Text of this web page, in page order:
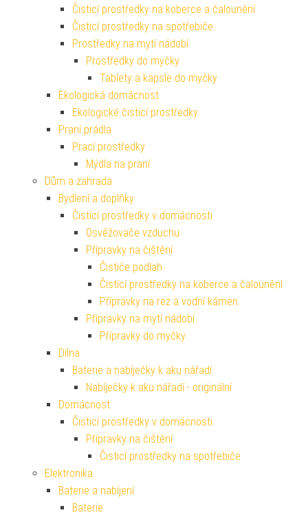
Čisticí prostředky na koberce a čalounění
Čisticí prostředky na spotřebiče
Prostředky na mytí nádobí
Prostředky do myčky
Tablety a kapsle do myčky
Ekologická domácnost
Ekologické čisticí prostředky
Praní prádla
Prací prostředky
Mýdla na praní
Dům a zahrada
Bydlení a doplňky
Čistící prostředky v domácnosti
Osvěžovače vzduchu
Přípravky na čištění
Čističe podlah
Čistící prostředky na koberce a čalounění
Přípravky na rez a vodní kámen
Přípravky na mytí nádobí
Přípravky do myčky
Dílna
Baterie a nabíječky k aku nářadí
Nabíječky k aku nářadí - originální
Domácnost
Čisticí prostředky v domácnosti
Přípravky na čištění
Čisticí prostředky na spotřebiče
Elektronika
Baterie a nabíjení
Baterie